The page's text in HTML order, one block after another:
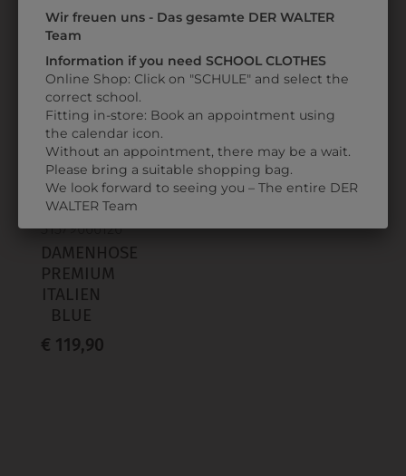
ZULETZT ANGESEHEN
31379666126
DAMENHOSE
PREMIUM
ITALIEN
BLUE
€ 119,90
Wir freuen uns - Das gesamte DER WALTER
Team
Information if you need SCHOOL CLOTHES
Online Shop: Click on "SCHULE" and select the
correct school.
Fitting in-store: Book an appointment using
the calendar icon.
Without an appointment, there may be a wait.
Please bring a suitable shopping bag.
We look forward to seeing you – The entire DER
WALTER Team